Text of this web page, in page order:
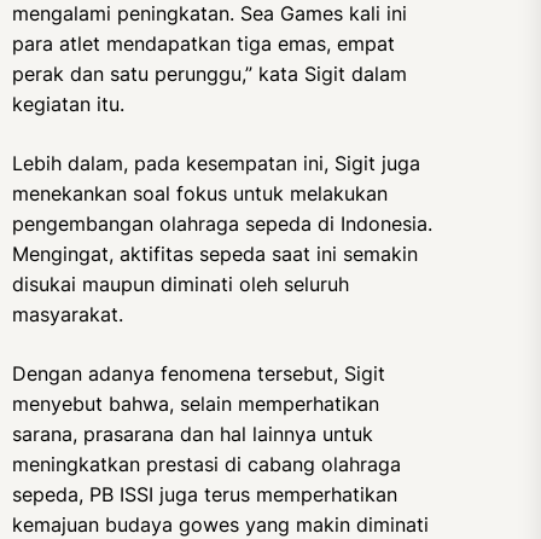
mengalami peningkatan. Sea Games kali ini
para atlet mendapatkan tiga emas, empat
perak dan satu perunggu,” kata Sigit dalam
kegiatan itu.
Lebih dalam, pada kesempatan ini, Sigit juga
menekankan soal fokus untuk melakukan
pengembangan olahraga sepeda di Indonesia.
Mengingat, aktifitas sepeda saat ini semakin
disukai maupun diminati oleh seluruh
masyarakat.
Dengan adanya fenomena tersebut, Sigit
menyebut bahwa, selain memperhatikan
sarana, prasarana dan hal lainnya untuk
meningkatkan prestasi di cabang olahraga
sepeda, PB ISSI juga terus memperhatikan
kemajuan budaya gowes yang makin diminati